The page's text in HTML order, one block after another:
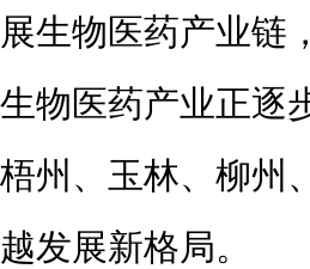
展生物医药产业链
生物医药产业正逐
梧州、玉林、柳州
越发展新格局。